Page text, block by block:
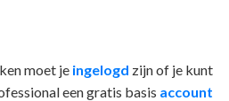
moet je ingelogd zijn of je kunt
een gratis basis account